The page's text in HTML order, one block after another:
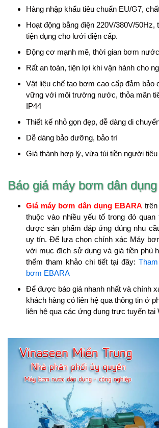
Hàng nhập khẩu tiêu chuẩn EU/G7,
Hoạt động bằng điện 220V/380V/50Hz,
tiện dụng cho lưới điện cấp.
Động cơ mạnh mẽ, thời gian bơm
Rất an toàn, tiện lợi khi vận hành cho
Vật liệu chế tạo bơm cao cấp đảm bảo
vững với môi trường nước, thỏa mãn
IP44
Thiết kế nhỏ gọn đẹp, dễ dàng di
Dễ dàng bảo dưỡng, bảo trì
Giá thành hợp lý, vừa túi tiền người tiêu
Báo giá máy bơm dân
Giá máy bơm dân dụng EBARA
thuộc vào nhiều yếu tố trong đó quan
được sản phẩm đáp ứng đúng nhu
uy tín. Để lựa chọn chính xác Máy
với mục đích sử dụng và giá tiền phù
thểm tham khảo chi tiết tại đây:
bơm EBARA
Để được báo giá nhanh nhất và chính
khách hàng có liên hệ qua thông tin ở
liên hệ qua các ứng dụng trực tuyến tại